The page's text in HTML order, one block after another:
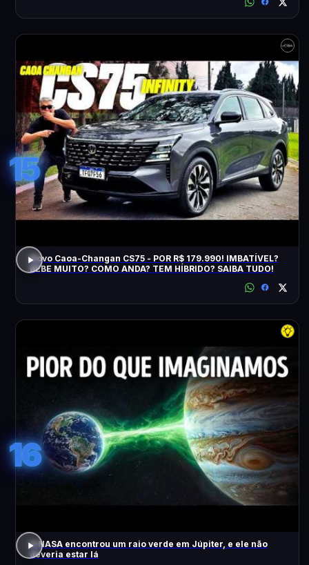
15
Novo Caoa-Changan CS75 - POR R$ 179.990! IMBATÍVEL?
BEBE MUITO? COMO ANDA? TEM HÍBRIDO? SAIBA TUDO!
16
A NASA encontrou um raio verde em Júpiter, e ele não
deveria estar lá